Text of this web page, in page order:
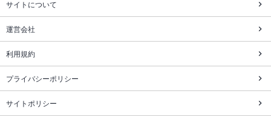
サイトについて
運営会社
利用規約
プライバシーポリシー
サイトポリシー